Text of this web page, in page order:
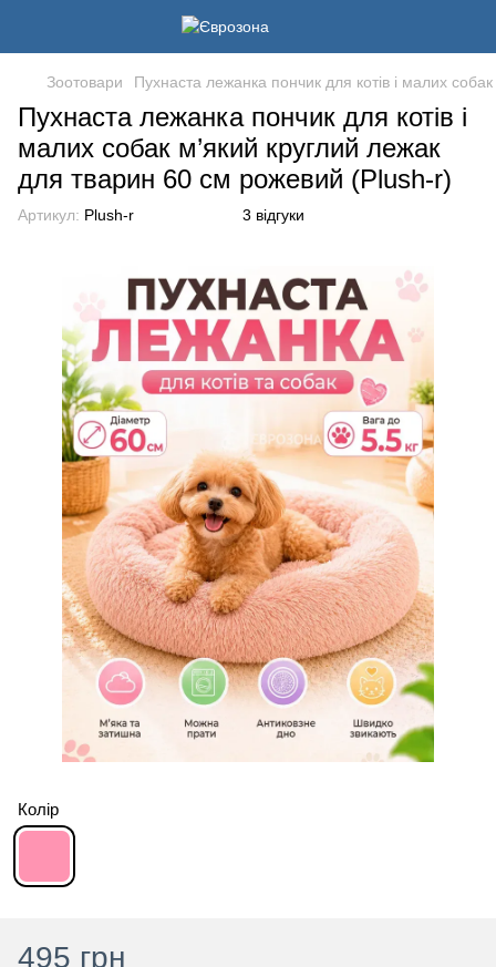
Зоотовари Пухнаста лежанка пончик для котів і малих
Пухнаста лежанка пончик для котів і
малих собак м’який круглий лежак
для тварин 60 см рожевий (Plush-r)
Артикул: Plush-r 3 відгуки
Колір
495 грн